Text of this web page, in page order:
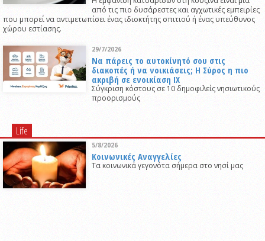
από τις πιο δυσάρεστες και αγχωτικές εμπειρίες
που μπορεί να αντιμετωπίσει ένας ιδιοκτήτης σπιτιού ή ένας υπεύθυνος
χώρου εστίασης.
29/7/2026
Να πάρεις το αυτοκίνητό σου στις
διακοπές ή να νοικιάσεις; Η Σύρος η πιο
ακριβή σε ενοικίαση ΙΧ
Σύγκριση κόστους σε 10 δημοφιλείς νησιωτικούς
προορισμούς
Life
5/8/2026
Κοινωνικές Αναγγελίες
Τα κοινωνικά γεγονότα σήμερα στο νησί μας